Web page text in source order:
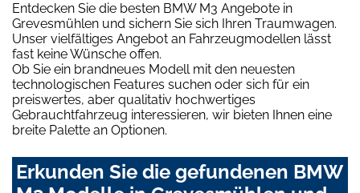
Entdecken Sie die besten BMW M3 Angebote in
Grevesmühlen und sichern Sie sich Ihren Traumwagen.
Unser vielfältiges Angebot an Fahrzeugmodellen lässt
fast keine Wünsche offen.
Ob Sie ein brandneues Modell mit den neuesten
technologischen Features suchen oder sich für ein
preiswertes, aber qualitativ hochwertiges
Gebrauchtfahrzeug interessieren, wir bieten Ihnen eine
breite Palette an Optionen.
Erkunden Sie die gefundenen BMW